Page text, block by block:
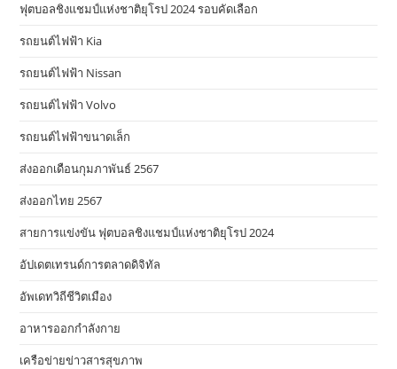
ฟุตบอลชิงแชมป์แห่งชาติยุโรป 2024 รอบคัดเลือก
รถยนต์ไฟฟ้า Kia
รถยนต์ไฟฟ้า Nissan
รถยนต์ไฟฟ้า Volvo
รถยนต์ไฟฟ้าขนาดเล็ก
ส่งออกเดือนกุมภาพันธ์ 2567
ส่งออกไทย 2567
สายการแข่งขัน ฟุตบอลชิงแชมป์แห่งชาติยุโรป 2024
อัปเดตเทรนด์การตลาดดิจิทัล
อัพเดทวิถีชีวิตเมือง
อาหารออกกําลังกาย
เครือข่ายข่าวสารสุขภาพ